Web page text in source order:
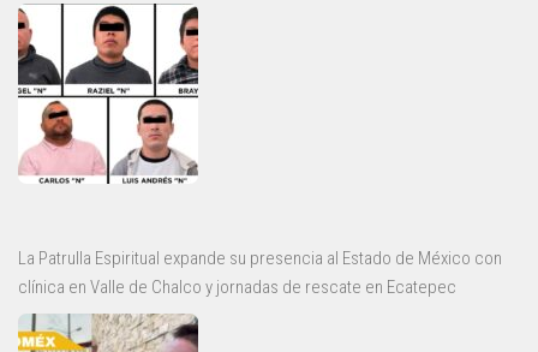
La Patrulla Espiritual expande su presencia al Estado de México con
clínica en Valle de Chalco y jornadas de rescate en Ecatepec